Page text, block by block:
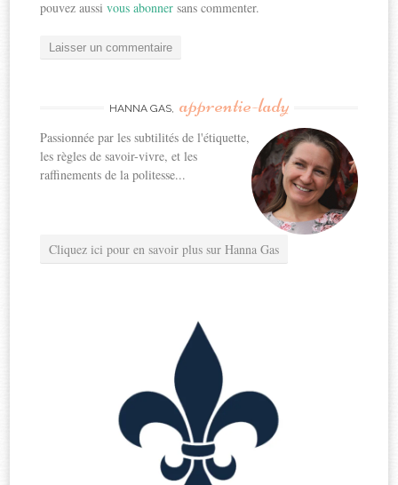
pouvez aussivous abonner sans commenter.
HANNA GAS, apprentie-lady
Passionnée par les subtilités de l'étiquette,
les règles de savoir-vivre, et les
raffinements de la politesse...
Cliquez ici pour en savoir plus sur Hanna Gas